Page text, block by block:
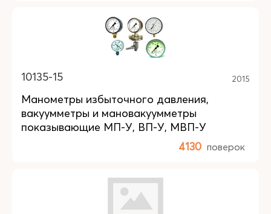
10135-15 2015
Манометры избыточного давления,
вакуумметры и мановакуумметры
показывающие МП-У, ВП-У, МВП-У
4130 поверок